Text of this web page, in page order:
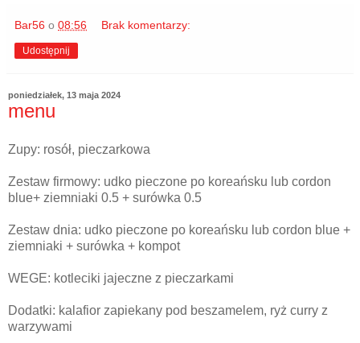
Bar56 o 08:56 Brak komentarzy:
Udostępnij
poniedziałek, 13 maja 2024
menu
Zupy: rosół, pieczarkowa
Zestaw firmowy: udko pieczone po koreańsku lub cordon
blue+ ziemniaki 0.5 + surówka 0.5
Zestaw dnia: udko pieczone po koreańsku lub cordon blue +
ziemniaki + surówka + kompot
WEGE: kotleciki jajeczne z pieczarkami
Dodatki: kalafior zapiekany pod beszamelem, ryż curry z
warzywami